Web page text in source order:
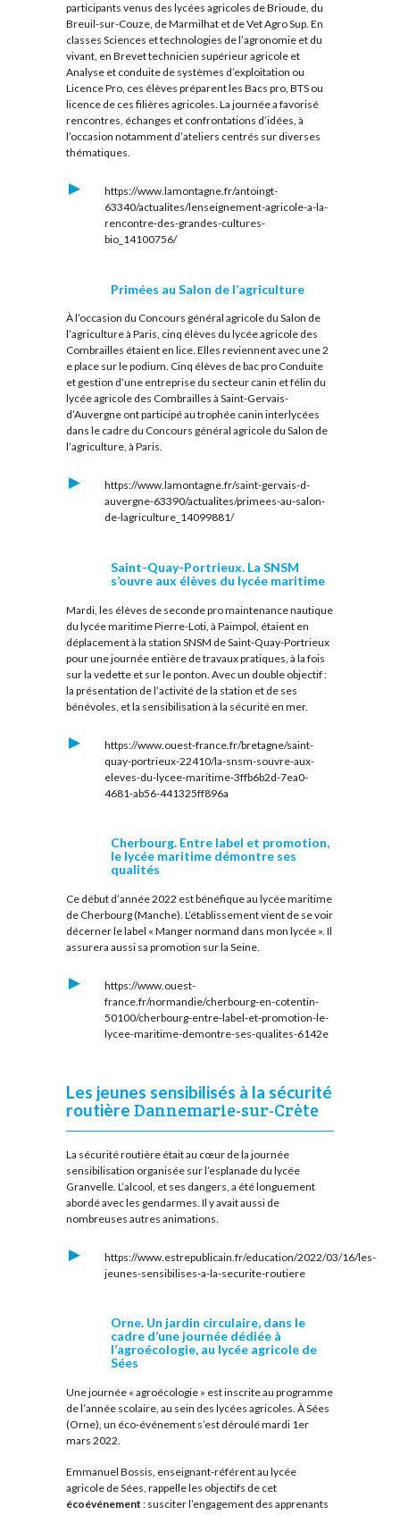
participants venus des lycées agricoles de Brioude, du
Breuil-sur-Couze, de Marmilhat et de Vet Agro Sup. En
classes Sciences et technologies de l’agronomie et du
vivant, en Brevet technicien supérieur agricole et
Analyse et conduite de systèmes d’exploitation ou
Licence Pro, ces élèves préparent les Bacs pro, BTS ou
licence de ces filières agricoles. La journée a favorisé
rencontres, échanges et confrontations d’idées, à
l’occasion notamment d’ateliers centrés sur diverses
thématiques.
https://www.lamontagne.fr/antoingt-
63340/actualites/lenseignement-agricole-a-la-
rencontre-des-grandes-cultures-
bio_14100756/
Primées au Salon de l’agriculture
À l’occasion du Concours général agricole du Salon de
l’agriculture à Paris, cinq élèves du lycée agricole des
Combrailles étaient en lice. Elles reviennent avec une 2
e place sur le podium. Cinq élèves de bac pro Conduite
et gestion d’une entreprise du secteur canin et félin du
lycée agricole des Combrailles à Saint-Gervais-
d’Auvergne ont participé au trophée canin interlycées
dans le cadre du Concours général agricole du Salon de
l’agriculture, à Paris.
https://www.lamontagne.fr/saint-gervais-d-
auvergne-63390/actualites/primees-au-salon-
de-lagriculture_14099881/
Saint-Quay-Portrieux. La SNSM
s’ouvre aux élèves du lycée maritime
Mardi, les élèves de seconde pro maintenance nautique
du lycée maritime Pierre-Loti, à Paimpol, étaient en
déplacement à la station SNSM de Saint-Quay-Portrieux
pour une journée entière de travaux pratiques, à la fois
sur la vedette et sur le ponton. Avec un double objectif :
la présentation de l’activité de la station et de ses
bénévoles, et la sensibilisation à la sécurité en mer.
https://www.ouest-france.fr/bretagne/saint-
quay-portrieux-22410/la-snsm-souvre-aux-
eleves-du-lycee-maritime-3ffb6b2d-7ea0-
4681-ab56-441325ff896a
Cherbourg. Entre label et promotion,
le lycée maritime démontre ses
qualités
Ce début d’année 2022 est bénéfique au lycée maritime
de Cherbourg (Manche). L’établissement vient de se voir
décerner le label « Manger normand dans mon lycée ». Il
assurera aussi sa promotion sur la Seine.
https://www.ouest-
france.fr/normandie/cherbourg-en-cotentin-
50100/cherbourg-entre-label-et-promotion-le-
lycee-maritime-demontre-ses-qualites-6142e
Les jeunes sensibilisés à la sécurité
routière Dannemarie-sur-Crète
La sécurité routière était au cœur de la journée
sensibilisation organisée sur l’esplanade du lycée
Granvelle. L’alcool, et ses dangers, a été longuement
abordé avec les gendarmes. Il y avait aussi de
nombreuses autres animations.
https://www.estrepublicain.fr/education/2022/03/16/les-
jeunes-sensibilises-a-la-securite-routiere
Orne. Un jardin circulaire, dans le
cadre d’une journée dédiée à
l’agroécologie, au lycée agricole de
Sées
Une journée « agroécologie » est inscrite au programme
de l’année scolaire, au sein des lycées agricoles. À Sées
(Orne), un éco-événement s’est déroulé mardi 1er
mars 2022.
Emmanuel Bossis, enseignant-référent au lycée
agricole de Sées, rappelle les objectifs de cet
écoévénement : susciter l’engagement des apprenants